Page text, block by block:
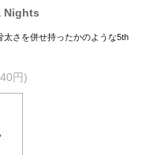
Nights
太さを併せ持ったかのような5th
円)